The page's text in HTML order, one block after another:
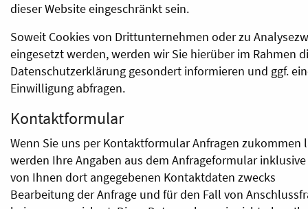
dieser Website eingeschränkt sein.
Soweit Cookies von Drittunternehmen oder zu
eingesetzt werden, werden wir Sie hierüber im Rahmen
Datenschutzerklärung gesondert informieren und ggf.
Einwilligung abfragen.
Kontaktformular
Wenn Sie uns per Kontaktformular Anfragen zukommen
werden Ihre Angaben aus dem Anfrageformular
von Ihnen dort angegebenen Kontaktdaten zwecks
Bearbeitung der Anfrage und für den Fall von